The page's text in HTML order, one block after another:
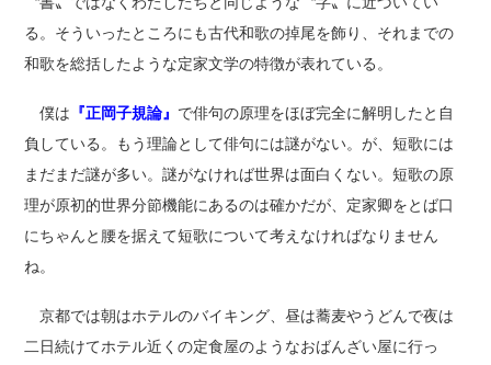
る。そういったところにも古代和歌の掉尾を飾り、それまでの
和歌を総括したような定家文学の特徴が表れている。
僕は 『正岡子規論』 で俳句の原理をほぼ完全に解明したと自
負している。もう理論として俳句には謎がない。が、短歌には
まだまだ謎が多い。謎がなければ世界は面白くない。短歌の原
理が原初的世界分節機能にあるのは確かだが、定家卿をとば口
にちゃんと腰を据えて短歌について考えなければなりません
ね。
京都では朝はホテルのバイキング、昼は蕎麦やうどんで夜は
二日続けてホテル近くの定食屋のようなおばんざい屋に行っ